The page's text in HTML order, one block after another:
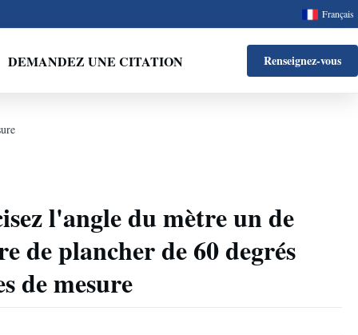
Français
DEMANDEZ UNE CITATION Renseignez-vous
l'angle du mètre un de
de plancher de 60 degrés
de mesure